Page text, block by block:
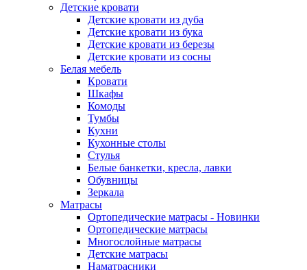
Детские кровати
Детские кровати из дуба
Детские кровати из бука
Детские кровати из березы
Детские кровати из сосны
Белая мебель
Кровати
Шкафы
Комоды
Тумбы
Кухни
Кухонные столы
Стулья
Белые банкетки, кресла, лавки
Обувницы
Зеркала
Матрасы
Ортопедические матрасы - Новинки
Ортопедические матрасы
Многослойные матрасы
Детские матрасы
Наматрасники